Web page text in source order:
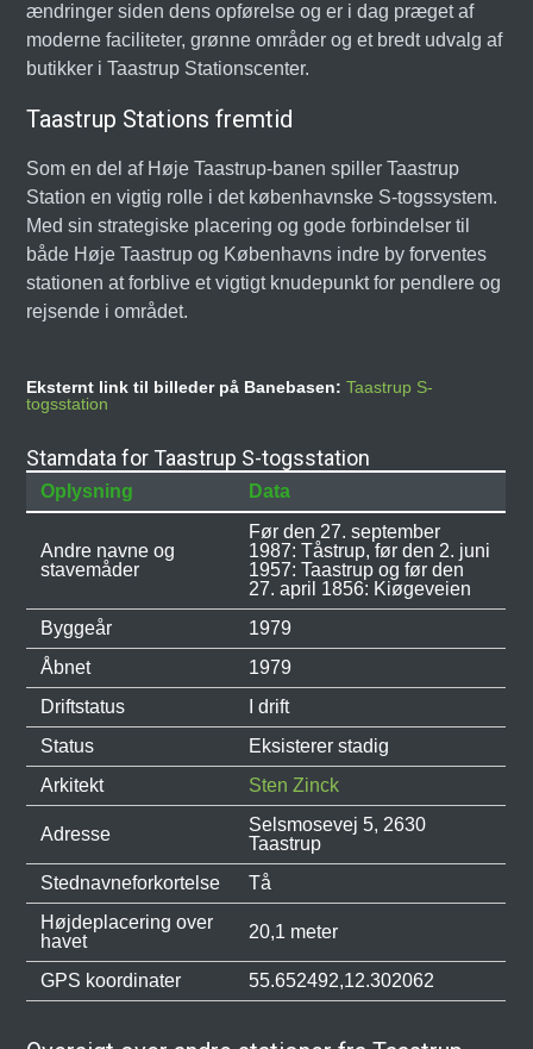
ændringer siden dens opførelse og er i dag præget af
moderne faciliteter, grønne områder og et bredt udvalg af
butikker i Taastrup Stationscenter.
Taastrup Stations fremtid
Som en del af Høje Taastrup-banen spiller Taastrup
Station en vigtig rolle i det københavnske S-togssystem.
Med sin strategiske placering og gode forbindelser til
både Høje Taastrup og Københavns indre by forventes
stationen at forblive et vigtigt knudepunkt for pendlere og
rejsende i området.
Eksternt link til billeder på Banebasen:Taastrup S-
togsstation
Stamdata for Taastrup S-togsstation
Oplysning Data
Andre navne og
stavemåder
Før den 27. september
1987: Tåstrup, før den 2. juni
1957: Taastrup og før den
27. april 1856: Kiøgeveien
Byggeår
1979
Åbnet
1979
Driftstatus
I drift
Status
Eksisterer stadig
Arkitekt
Sten Zinck
Adresse
Selsmosevej 5, 2630
Taastrup
Stednavneforkortelse
Tå
Højdeplacering over
havet
20,1 meter
GPS koordinater 55.652492,12.302062